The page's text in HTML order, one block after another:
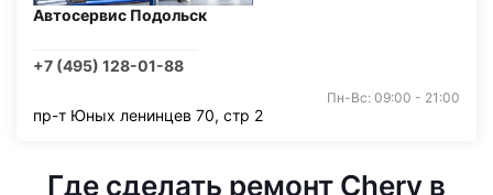
Автосервис Подольск
+7 (495) 128-01-88
Пн-Вс: 09:00 - 21:00
пр-т Юных ленинцев 70, стр 2
Где сделать ремонт Chery в